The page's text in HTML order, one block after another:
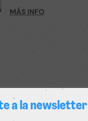
MÁS INFO
a la newsletter